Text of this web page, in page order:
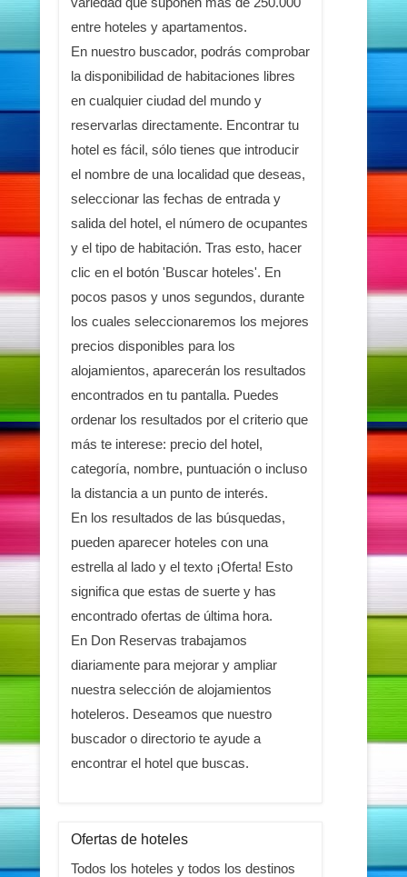
entre hoteles y apartamentos.
En nuestro buscador, podrás comprobar
la disponibilidad de habitaciones libres
en cualquier ciudad del mundo y
reservarlas directamente. Encontrar tu
hotel es fácil, sólo tienes que introducir
el nombre de una localidad que deseas,
seleccionar las fechas de entrada y
salida del hotel, el número de ocupantes
y el tipo de habitación. Tras esto, hacer
clic en el botón 'Buscar hoteles'. En
pocos pasos y unos segundos, durante
los cuales seleccionaremos los mejores
precios disponibles para los
alojamientos, aparecerán los resultados
encontrados en tu pantalla. Puedes
ordenar los resultados por el criterio que
más te interese: precio del hotel,
categoría, nombre, puntuación o incluso
la distancia a un punto de interés.
En los resultados de las búsquedas,
pueden aparecer hoteles con una
estrella al lado y el texto ¡Oferta! Esto
significa que estas de suerte y has
encontrado ofertas de última hora.
En Don Reservas trabajamos
diariamente para mejorar y ampliar
nuestra selección de alojamientos
hoteleros. Deseamos que nuestro
buscador o directorio te ayude a
encontrar el hotel que buscas.
Ofertas de hoteles
Todos los hoteles y todos los destinos